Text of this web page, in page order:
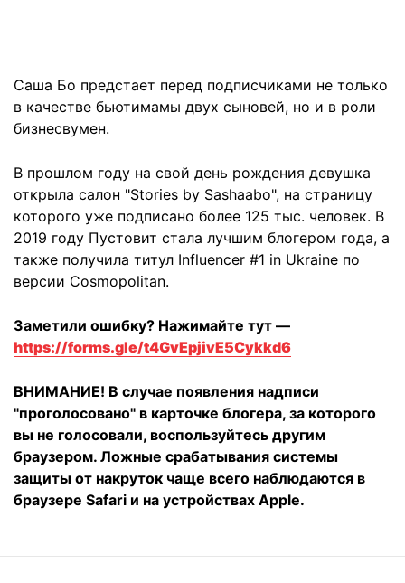
Саша Бо предстает перед подписчиками не только
в качестве бьютимамы двух сыновей, но и в роли
бизнесвумен.
В прошлом году на свой день рождения девушка
открыла салон "Stories by Sashaabo", на страницу
которого уже подписано более 125 тыс. человек. В
2019 году Пустовит стала лучшим блогером года, а
также получила титул Influencer #1 in Ukraine по
версии Cosmopolitan.
Заметили ошибку? Нажимайте тут —
https://forms.gle/t4GvEpjivE5Cykkd6
ВНИМАНИЕ! В случае появления надписи
"проголосовано" в карточке блогера, за которого
вы не голосовали, воспользуйтесь другим
браузером. Ложные срабатывания системы
защиты от накруток чаще всего наблюдаются в
браузере Safari и на устройствах Apple.